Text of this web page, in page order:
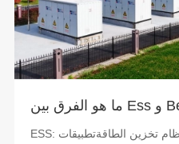
ESS: نظام تخزين الطاقةتطبيقات ESSBESS: نظام تخزين طاقة